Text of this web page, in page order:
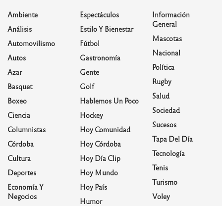
Ambiente
Análisis
Automovilismo
Autos
Azar
Basquet
Boxeo
Ciencia
Columnistas
Córdoba
Cultura
Deportes
Economía Y
Negocios
Espectáculos
Estilo Y Bienestar
Fútbol
Gastronomía
Gente
Golf
Hablemos Un Poco
Hockey
Hoy Comunidad
Hoy Córdoba
Hoy Día Clip
Hoy Mundo
Hoy País
Humor
Información
General
Mascotas
Nacional
Política
Rugby
Salud
Sociedad
Sucesos
Tapa Del Día
Tecnología
Tenis
Turismo
Voley